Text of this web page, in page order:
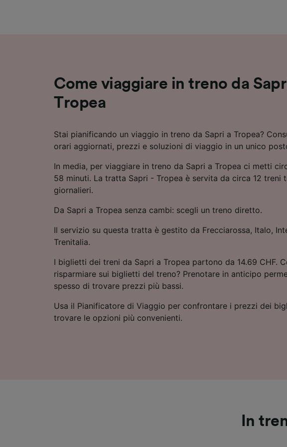
Come viaggiare in treno da
Tropea
Stai pianificando un viaggio in treno da Sapri a Tropea?
orari aggiornati, prezzi e soluzioni di viaggio in un unico
In media, per viaggiare in treno da Sapri a Tropea ci metti
58 minuti. La tratta Sapri - Tropea è servita da circa 12 treni
giornalieri.
Da Sapri a Tropea senza cambi: scegli un treno diretto.
Il servizio su questa tratta è gestito da Frecciarossa, Italo,
Trenitalia.
I biglietti dei treni da Sapri a Tropea partono da 14.69 CHF.
risparmiare sui biglietti del treno? Prenotare in anticipo
spesso di trovare prezzi più bassi.
Usa il Pianificatore di Viaggio per confrontare i prezzi dei
trovare le opzioni più convenienti.
In